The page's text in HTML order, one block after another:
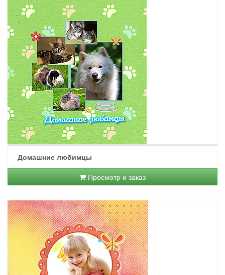
Домашние любимцы
Просмотр и заказ